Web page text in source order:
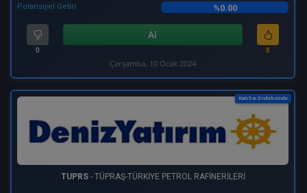
Potansiyel Getiri %0.00
0
Al
8
Çarşamba, 10 Ocak 2024
Katılım Endeksinde
TUPRS- TÜPRAŞ-TÜRKİYE PETROL RAFİNERİLERİ